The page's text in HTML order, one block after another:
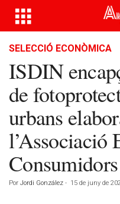
SELECCIÓ ECONÒMICA
ISDIN
de
urbans
l’Associació
Consumidors
Por Jordi González - 15 de juny de